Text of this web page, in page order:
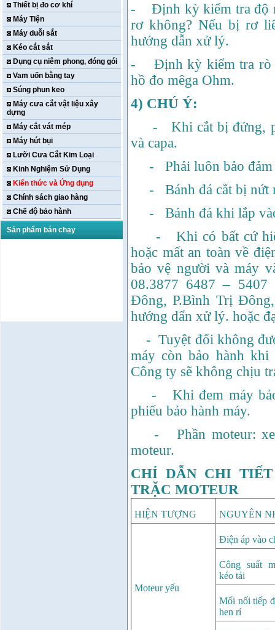
Thiết bị đo cơ khí
Máy Tiện
Máy duỗi sắt
Kéo cắt sắt
Dụng cụ niêm phong, đóng gói
Vam uốn bằng tay
Súng phun keo
Máy cưa cắt vật liệu xây
dựng
Máy cắt vát mép
Máy hút bụi
Lưỡi Cưa Cắt Kim Loại
Kinh Nghiệm Sử Dụng
Kiến thức và Ứng dụng
Chính sách giao hàng
Chế độ bảo hành
Sản phẩm bán chạy
Máy khoan bàn Hồng
- Định kỳ kiểm tra độ
rơ không? Nếu bị rơ
hướng dẫn xử lý.
- Định kỳ kiểm tra rò
hồ đo mêga Ohm.
4) CHÚ Ý:
- Khi cắt bị đứng,
và capa.
- Phải luôn bảo đảm
- Bánh đá cắt bị nứt
- Bánh đá khi lắp vào
- Khi có bất cứ hiện
hoặc mất an toàn về
bảo vệ người và máy
08.3877 6487 –
Đông, P.Bình Trị
hướng dẩn xử lý. hoặc
- Tuyệt đối không
máy còn bảo hành
Công ty sẽ không chịu
- Khi đem máy bảo
phiếu bảo hành máy.
- Phần moteur:
moteur.
CHỈ DẪN CHI
TRẶC MOTEUR
HIỆN TƯỢNG NGUYÊN
Moteur yếu
Điện áp vào
Công suất
kéo tải
Mối nối tiếp
hen rỉ